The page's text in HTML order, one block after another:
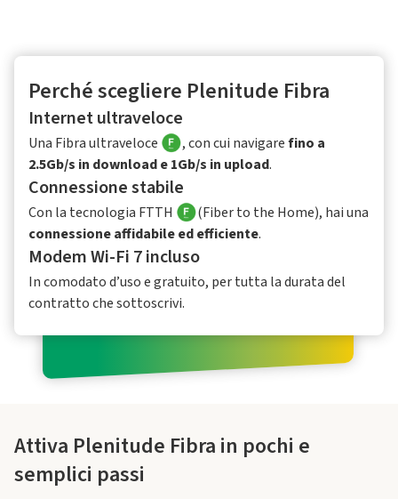
Perché scegliere Plenitude Fibra
Internet ultraveloce​
Una Fibra ultraveloce , con cui navigarefino a
2.5Gb/s in download e 1Gb/s in upload.
Connessione stabile​
Con la tecnologia FTTH
(Fiber to the Home), hai una
connessione affidabile ed efficiente.
Modem Wi-Fi 7 incluso
In comodato d’uso e gratuito, per tutta la durata del
contratto che sottoscrivi.
Attiva Plenitude Fibra in pochi e
semplici passi